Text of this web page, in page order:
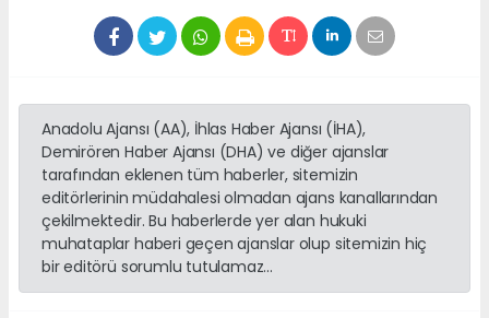
Anadolu Ajansı (AA), İhlas Haber Ajansı (İHA),
Demirören Haber Ajansı (DHA) ve diğer ajanslar
tarafından eklenen tüm haberler, sitemizin
editörlerinin müdahalesi olmadan ajans kanallarından
çekilmektedir. Bu haberlerde yer alan hukuki
muhataplar haberi geçen ajanslar olup sitemizin hiç
bir editörü sorumlu tutulamaz...